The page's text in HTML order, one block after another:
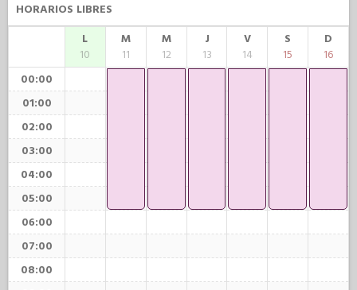
HORARIOS LIBRES
L
10
M
11
M
12
J
13
V
14
S
15
D
16
00:00
01:00
02:00
03:00
04:00
05:00
06:00
07:00
08:00